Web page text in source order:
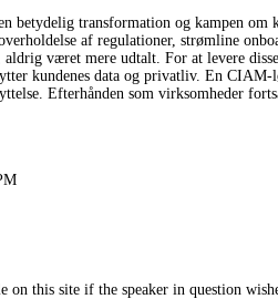
betydelig transformation og kampen
af regulationer, strømline
været mere udtalt. For at levere
kundenes data og privatliv. En
Efterhånden som virksomheder
this site if the speaker in question